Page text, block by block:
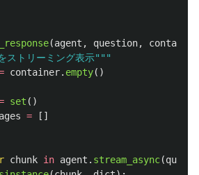
(agent , question,
container
ストリーミング表示"""
container. empty()
set ()
= []
chunk in agent . stream_async(